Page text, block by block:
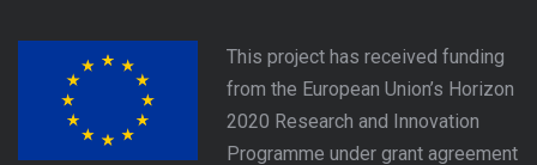
This project has received funding
from the European Union’s Horizon
2020 Research and Innovation
Programme under grant agreement